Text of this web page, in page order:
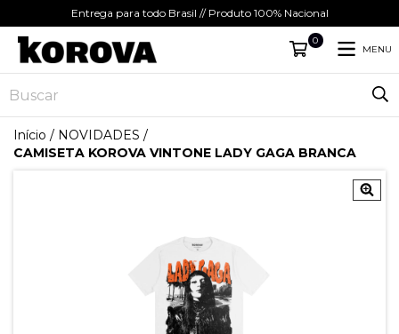
Entrega para todo Brasil // Produto 100% Nacional
0
MENU
Início / NOVIDADES /
CAMISETA KOROVA VINTONE LADY GAGA BRANCA